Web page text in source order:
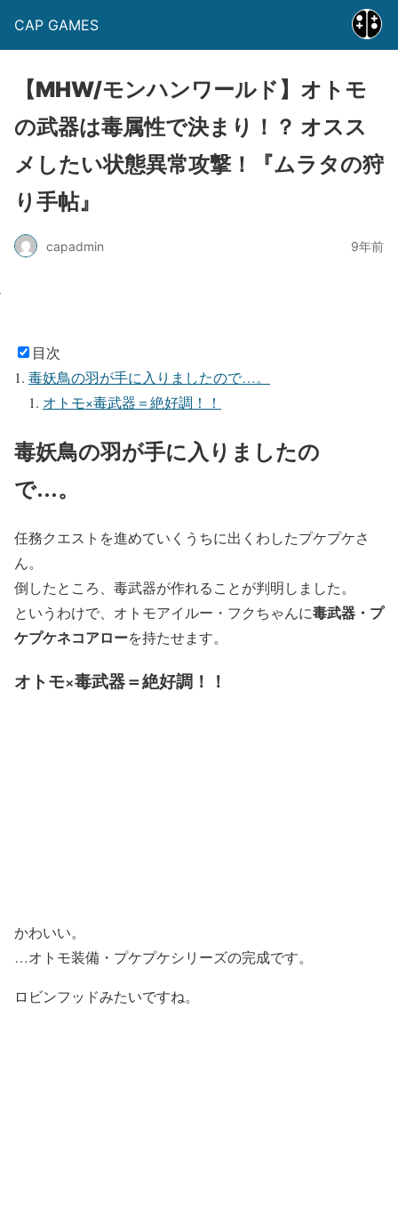
CAP GAMES
【MHW/モンハンワールド】オトモ
の武器は毒属性で決まり！？ オスス
メしたい状態異常攻撃！『ムラタの狩
り手帖』
capadmin 9年前
目次
毒妖鳥の羽が手に入りましたので…。
オトモ×毒武器＝絶好調！！
毒妖鳥の羽が手に入りましたの
で…。
任務クエストを進めていくうちに出くわしたプケプケさ
ん。
倒したところ、毒武器が作れることが判明しました。
というわけで、オトモアイルー・フクちゃんに毒武器・プ
ケプケネコアローを持たせます。
オトモ×毒武器＝絶好調！！
かわいい。
…オトモ装備・プケプケシリーズの完成です。
ロビンフッドみたいですね。